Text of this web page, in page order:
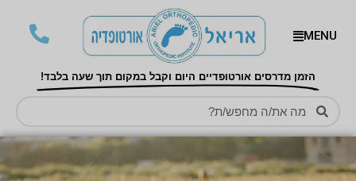
MENU
הזמן מדרסים אורטופדיים היום וקבל במקום תוך שעה בלבד!